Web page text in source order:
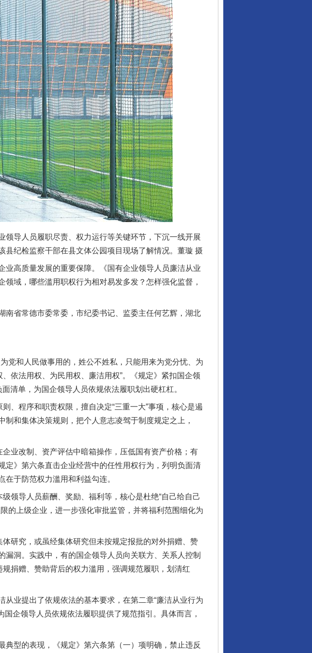
导人员履职尽责、权力运行等关键环节，下沉一线开展
纪检监察干部在县文体公园项目现场了解情况。董璇 摄
高质量发展的重要保障。《国有企业领导人员廉洁从业
域，哪些滥用职权行为相对易发多发？怎样强化监督，
省常德市委常委，市纪委书记、监委主任何艺辉，湖北
和人民做事用的，姓公不姓私，只能用来为党分忧、为
依法用权、为民用权、廉洁用权”。《规定》紧扣国企领
清单，为国企领导人员依规依法履职划出硬杠杠。
程序和职责权限，擅自决定“三重一大”事项，核心是遏
和集体决策规则，把个人意志凌驾于制度规定之上，
业改制、资产评估中暗箱操作，压低国有资产价格；有
定》第六条直击企业经营中的任性用权行为，列明负面清
于防范权力滥用和利益勾连。
导人员薪酬、奖励、福利等，核心是杜绝“自己给自己
的上级企业，进一步强化审批监管，并将福利范围细化为
研究，或虽经集体研究但未按规定报批的对外捐赠、赞
洞。实践中，有的国企领导人员向关联方、关系人控制
捐赠、赞助背后的权力滥用，强调规范履职，划清红
业提出了依规依法的基本要求，在第二章“廉洁从业行为
企领导人员依规依法履职提供了规范指引。具体而言，
型的表现，《规定》第六条第（一）项明确，禁止违反